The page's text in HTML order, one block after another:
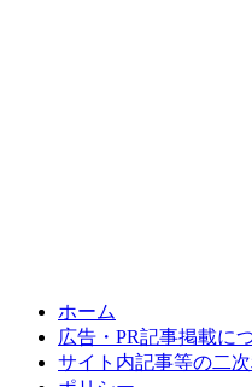
ホーム
広告・PR記事掲載に
サイト内記事等の二